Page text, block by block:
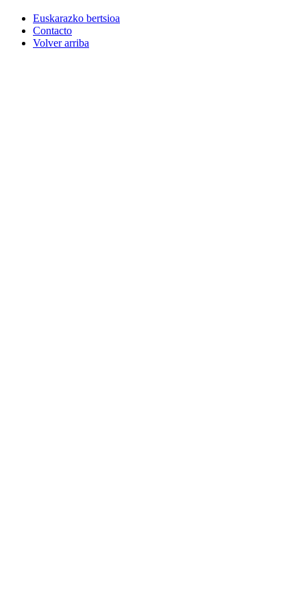
Euskarazko bertsioa
Contacto
Volver arriba